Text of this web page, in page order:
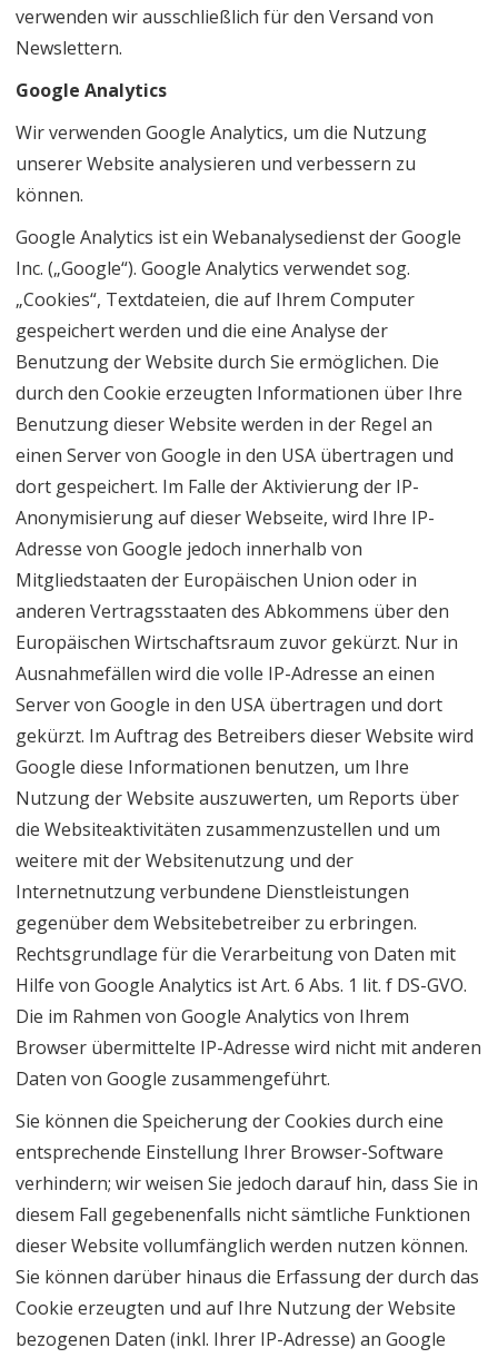
verwenden wir ausschließlich für den Versand von
Newslettern.
Google Analytics
Wir verwenden Google Analytics, um die Nutzung
unserer Website analysieren und verbessern zu
können.
Google Analytics ist ein Webanalysedienst der Google
Inc. („Google“). Google Analytics verwendet sog.
„Cookies“, Textdateien, die auf Ihrem Computer
gespeichert werden und die eine Analyse der
Benutzung der Website durch Sie ermöglichen. Die
durch den Cookie erzeugten Informationen über Ihre
Benutzung dieser Website werden in der Regel an
einen Server von Google in den USA übertragen und
dort gespeichert. Im Falle der Aktivierung der IP-
Anonymisierung auf dieser Webseite, wird Ihre IP-
Adresse von Google jedoch innerhalb von
Mitgliedstaaten der Europäischen Union oder in
anderen Vertragsstaaten des Abkommens über den
Europäischen Wirtschaftsraum zuvor gekürzt. Nur in
Ausnahmefällen wird die volle IP-Adresse an einen
Server von Google in den USA übertragen und dort
gekürzt. Im Auftrag des Betreibers dieser Website wird
Google diese Informationen benutzen, um Ihre
Nutzung der Website auszuwerten, um Reports über
die Websiteaktivitäten zusammenzustellen und um
weitere mit der Websitenutzung und der
Internetnutzung verbundene Dienstleistungen
gegenüber dem Websitebetreiber zu erbringen.
Rechtsgrundlage für die Verarbeitung von Daten mit
Hilfe von Google Analytics ist Art. 6 Abs. 1 lit. f DS-GVO.
Die im Rahmen von Google Analytics von Ihrem
Browser übermittelte IP-Adresse wird nicht mit anderen
Daten von Google zusammengeführt.
Sie können die Speicherung der Cookies durch eine
entsprechende Einstellung Ihrer Browser-Software
verhindern; wir weisen Sie jedoch darauf hin, dass Sie in
diesem Fall gegebenenfalls nicht sämtliche Funktionen
dieser Website vollumfänglich werden nutzen können.
Sie können darüber hinaus die Erfassung der durch das
Cookie erzeugten und auf Ihre Nutzung der Website
bezogenen Daten (inkl. Ihrer IP-Adresse) an Google